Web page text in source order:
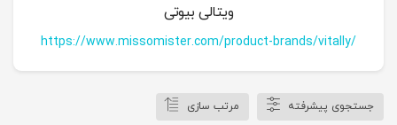
ویتالی بیوتی
https://www.missomister.com/product-brands/vitally/
جستجوی پیشرفته مرتب سازی